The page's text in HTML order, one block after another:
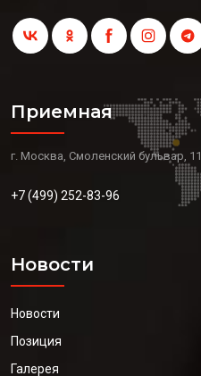
Приемная
г. Москва, Смоленский бульвар, 11
+7 (499) 252-83-96
Новости
Новости
Позиция
Галерея